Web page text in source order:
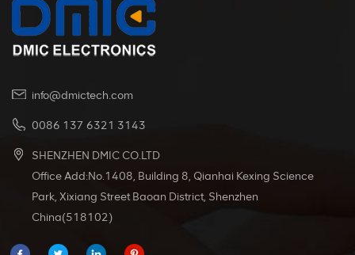
info@dmictech.com
0086 137 6321 3143
SHENZHEN DMIC CO.LTD
Office Add:No.1408, Building 8, Qianhai Kexing Science
Park, Xixiang Street Baoan District, Shenzhen
China(518102)